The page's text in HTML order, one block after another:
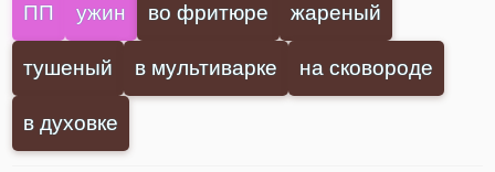
ПП ужин во фритюре жареный
тушеный в мультиварке на сковороде
в духовке